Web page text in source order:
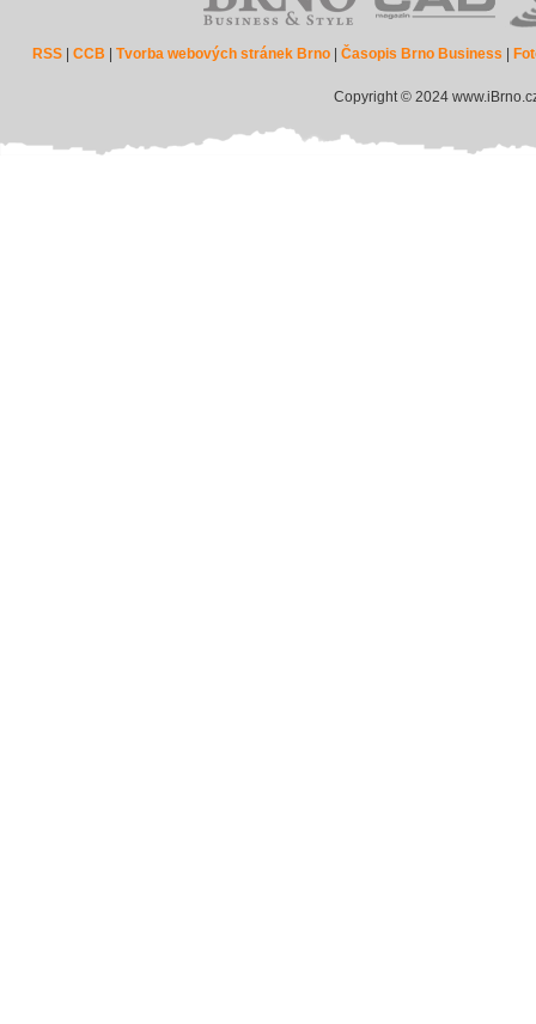
RSS |CCB |Tvorba webových stránek Brno |Časopis Brno Business
Copyright © 2024